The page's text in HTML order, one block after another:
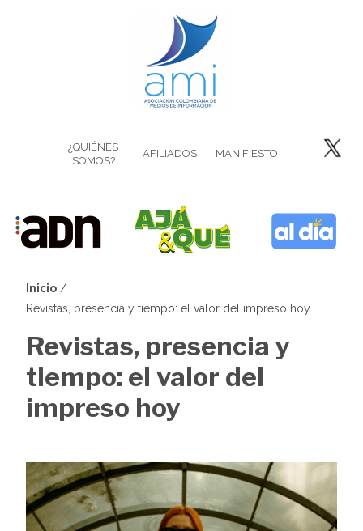
¿QUIÉNES
SOMOS?
AFILIADOS MANIFIESTO
Sobrescribir
enlaces
de
ayuda
la
navegación
Inicio
Revistas, presencia y tiempo: el valor del impreso hoy
Revistas, presencia y
tiempo: el valor del
impreso hoy
Image